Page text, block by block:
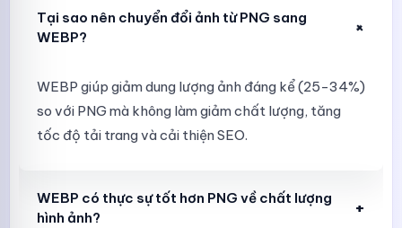
Tại sao nên chuyển đổi ảnh từ PNG sang
WEBP?
+
WEBP giúp giảm dung lượng ảnh đáng kể (25-34%)
so với PNG mà không làm giảm chất lượng, tăng
tốc độ tải trang và cải thiện SEO.
WEBP có thực sự tốt hơn PNG về chất lượng
hình ảnh?
+